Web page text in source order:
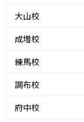
大山校
成増校
練馬校
調布校
府中校